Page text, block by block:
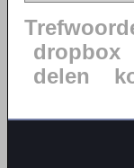
dropbox
delen